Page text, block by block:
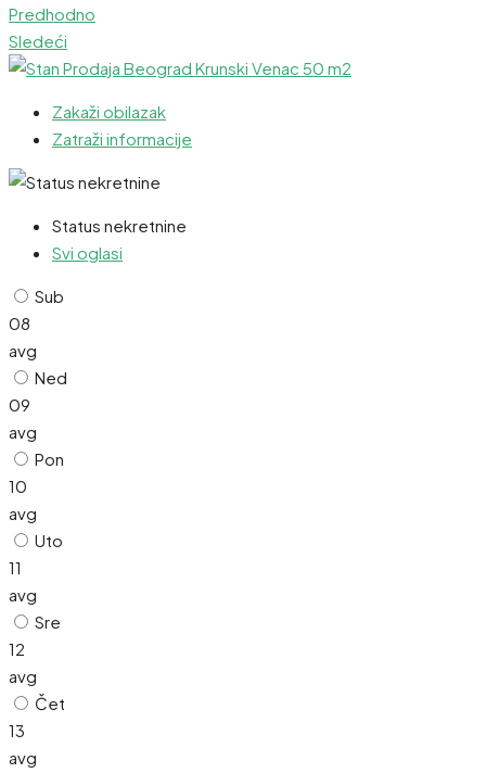
Predhodno
Sledeći
Zakaži obilazak
Zatraži informacije
Status nekretnine
Svi oglasi
Sub
08
avg
Ned
09
avg
Pon
10
avg
Uto
11
avg
Sre
12
avg
Čet
13
avg